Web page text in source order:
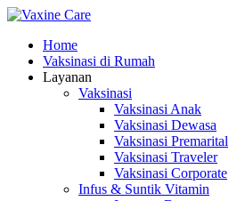
Home
Vaksinasi di Rumah
Layanan
Vaksinasi
Vaksinasi Anak
Vaksinasi Dewasa
Vaksinasi Premarital
Vaksinasi Traveler
Vaksinasi Corporate
Infus & Suntik Vitamin